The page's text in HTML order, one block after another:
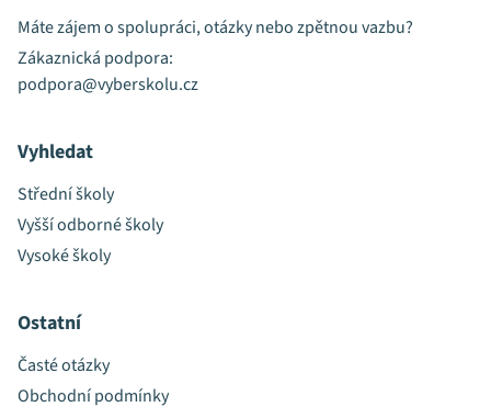
Máte zájem o spolupráci, otázky nebo zpětnou vazbu?
Zákaznická podpora:
podpora@vyberskolu.cz
Vyhledat
Střední školy
Vyšší odborné školy
Vysoké školy
Ostatní
Časté otázky
Obchodní podmínky